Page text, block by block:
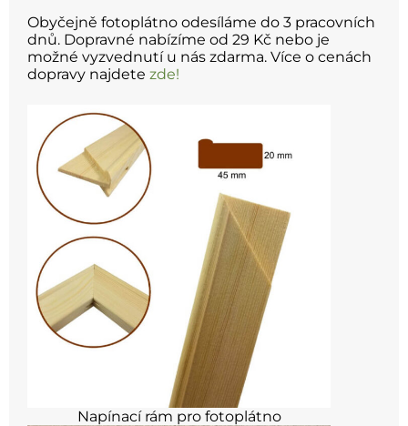
Obyčejně fotoplátno odesíláme do 3 pracovních
dnů. Dopravné nabízíme od 29 Kč nebo je
možné vyzvednutí u nás zdarma. Více o cenách
dopravy najdete zde!
Napínací rám pro fotoplátno